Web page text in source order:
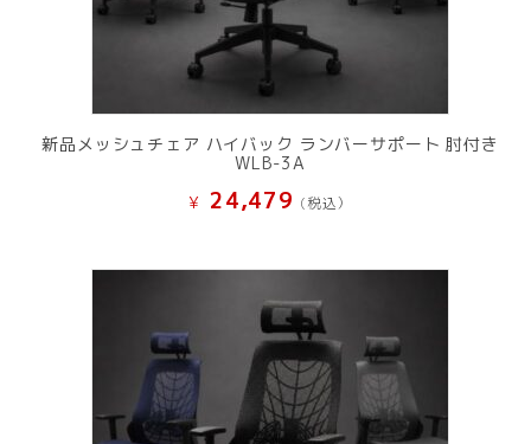
新品メッシュチェア ハイバック ランバーサポート 肘付き
WLB-3A
¥ 24,479 (税込）